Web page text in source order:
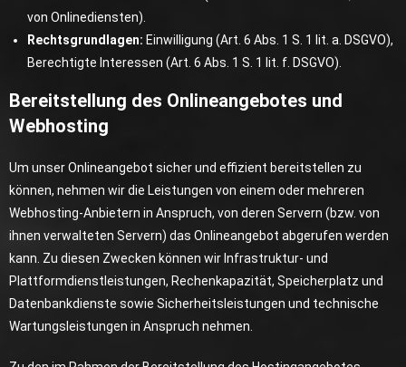
von Onlinediensten).
Rechtsgrundlagen: Einwilligung (Art. 6 Abs. 1 S. 1 lit. a. DSGVO),
Berechtigte Interessen (Art. 6 Abs. 1 S. 1 lit. f. DSGVO).
Bereitstellung des Onlineangebotes und
Webhosting
Um unser Onlineangebot sicher und effizient bereitstellen zu
können, nehmen wir die Leistungen von einem oder mehreren
Webhosting-Anbietern in Anspruch, von deren Servern (bzw. von
ihnen verwalteten Servern) das Onlineangebot abgerufen werden
kann. Zu diesen Zwecken können wir Infrastruktur- und
Plattformdienstleistungen, Rechenkapazität, Speicherplatz und
Datenbankdienste sowie Sicherheitsleistungen und technische
Wartungsleistungen in Anspruch nehmen.